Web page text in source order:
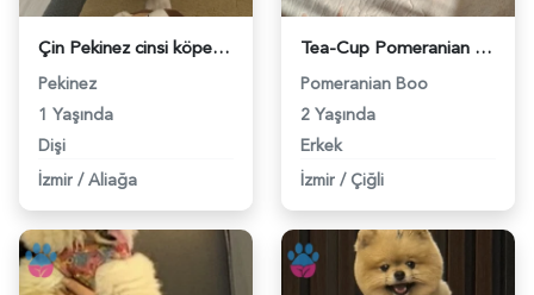
Çin Pekinez cinsi köpeğime erkek eş ariyorum - 118984163
Pekinez
1 Yaşında
Dişi
İzmir / Aliağa
Tea-Cup Pomeranian (Boo) Erkek Köpeğim İçin Uygun Dişi Eş Aranıyor! - 118984139
Pomeranian Boo
2 Yaşında
Erkek
İzmir / Çiğli